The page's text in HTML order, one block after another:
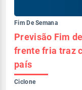
Fim De Semana
Previsão Fim
frente fria traz
país
Ciclone